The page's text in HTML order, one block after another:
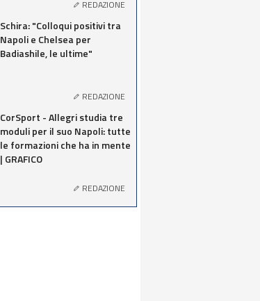
REDAZIONE
Schira: "Colloqui positivi tra
Napoli e Chelsea per
Badiashile, le ultime"
REDAZIONE
CorSport - Allegri studia tre
moduli per il suo Napoli: tutte
le formazioni che ha in mente
| GRAFICO
REDAZIONE